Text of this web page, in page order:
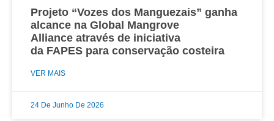
Projeto “Vozes dos Manguezais” ganha
alcance na Global Mangrove
Alliance através de iniciativa
da FAPES para conservação costeira
VER MAIS
24 De Junho De 2026